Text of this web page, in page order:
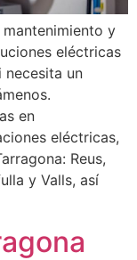
y
eléctricas
necesita un
en
eléctricas,
Reus,
y Valls, así